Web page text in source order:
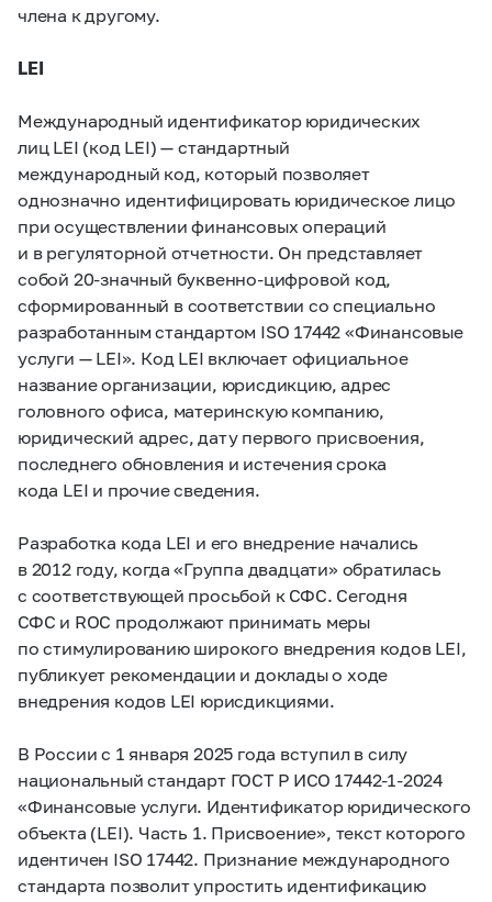
члена к другому.
LEI
Международный идентификатор юридических
лиц LEI (код LEI) — стандартный
международный код, который позволяет
однозначно идентифицировать юридическое лицо
при осуществлении финансовых операций
и в регуляторной отчетности. Он представляет
собой 20-значный буквенно-цифровой код,
сформированный в соответствии со специально
разработанным стандартом ISO 17442 «Финансовые
услуги — LEI». Код LEI включает официальное
название организации, юрисдикцию, адрес
головного офиса, материнскую компанию,
юридический адрес, дату первого присвоения,
последнего обновления и истечения срока
кода LEI и прочие сведения.
Разработка кода LEI и его внедрение начались
в 2012 году, когда «Группа двадцати» обратилась
с соответствующей просьбой к СФС. Сегодня
СФС и ROC продолжают принимать меры
по стимулированию широкого внедрения кодов LEI,
публикует рекомендации и доклады о ходе
внедрения кодов LEI юрисдикциями.
В России с 1 января 2025 года вступил в силу
национальный стандарт ГОСТ Р ИСО 17442-1-2024
«Финансовые услуги. Идентификатор юридического
объекта (LEI). Часть 1. Присвоение», текст которого
идентичен ISO 17442. Признание международного
стандарта позволит упростить идентификацию